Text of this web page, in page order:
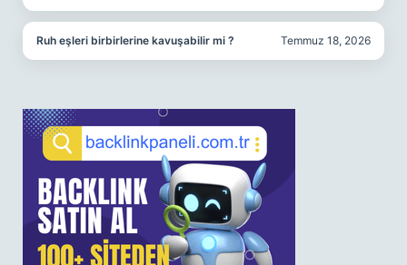
Ruh eşleri birbirlerine kavuşabilir mi ? Temmuz 18, 2026